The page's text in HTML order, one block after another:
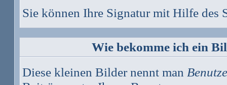
Sie können Ihre Signatur mit Hilfe des
Wie bekomme ich ein
Diese kleinen Bilder nennt man